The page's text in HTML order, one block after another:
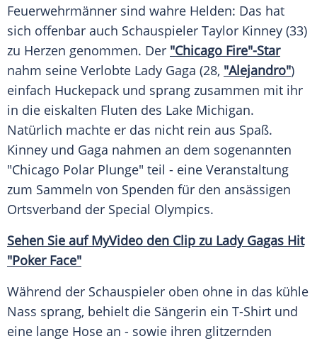
Feuerwehrmänner sind wahre Helden: Das hat
sich offenbar auch Schauspieler Taylor Kinney (33)
zu Herzen genommen. Der "Chicago Fire"-Star
nahm seine Verlobte Lady Gaga (28, "Alejandro")
einfach Huckepack und sprang zusammen mit ihr
in die eiskalten Fluten des Lake Michigan.
Natürlich machte er das nicht rein aus Spaß.
Kinney und Gaga nahmen an dem sogenannten
"Chicago Polar Plunge" teil - eine Veranstaltung
zum Sammeln von Spenden für den ansässigen
Ortsverband der Special Olympics.
Sehen Sie aufMyVideo den Clip zu Lady Gagas Hit
"Poker Face"
Während der Schauspieler oben ohne in das kühle
Nass sprang, behielt die Sängerin ein T-Shirt und
eine lange Hose an - sowie ihren glitzernden